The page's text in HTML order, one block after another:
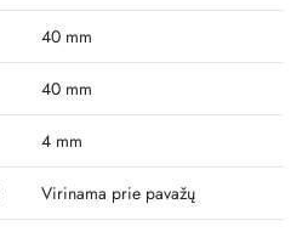
40 mm
40 mm
4 mm
Virinama prie pavažų